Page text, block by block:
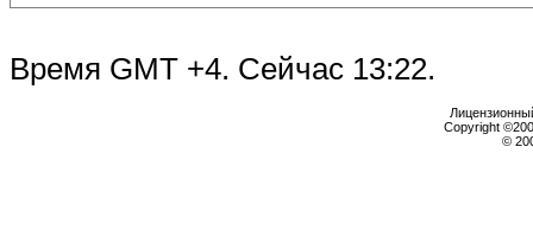
Время GMT +4. Сейчас 13:22.
Copyright
©